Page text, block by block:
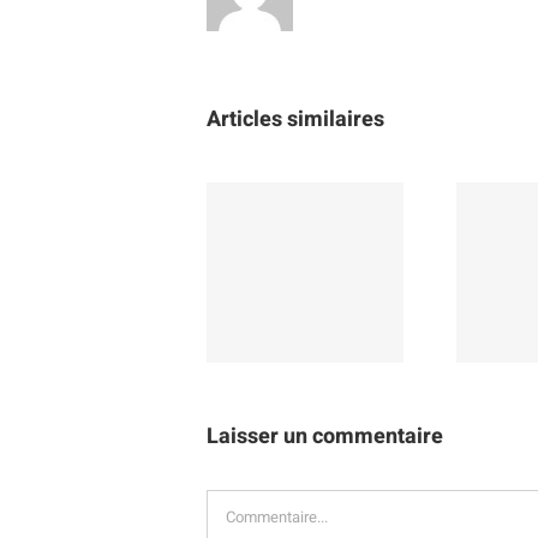
Articles similaires
Laisser un commentaire